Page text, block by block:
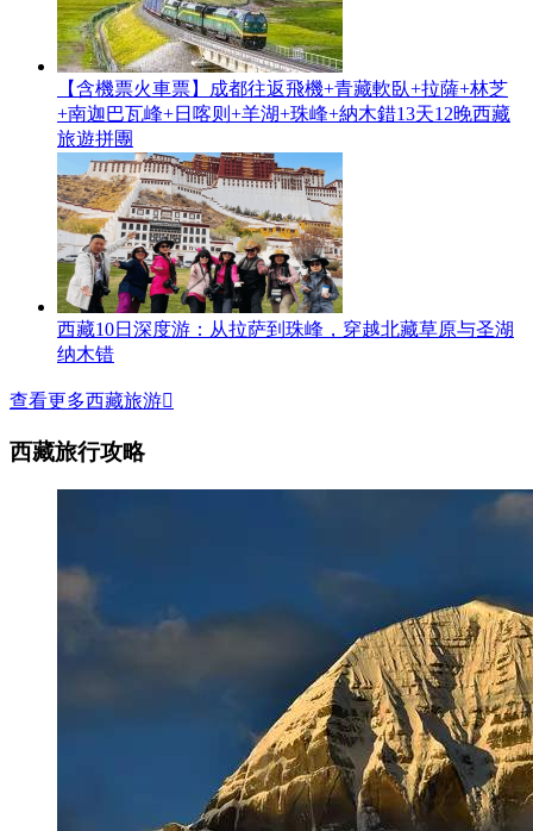
【含機票火車票】成都往返飛機+青藏軟臥+拉薩+林芝
+南迦巴瓦峰+日喀则+羊湖+珠峰+納木錯13天12晚西藏
旅遊拼團
西藏10日深度游：从拉萨到珠峰，穿越北藏草原与圣湖
纳木错
查看更多西藏旅游
西藏旅行攻略